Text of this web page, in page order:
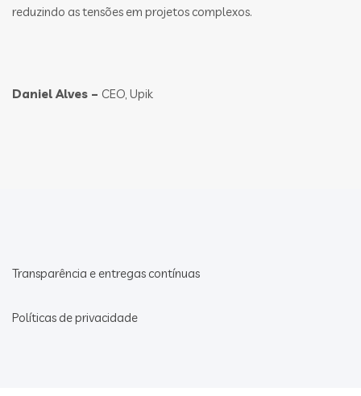
reduzindo as tensões em projetos complexos.
Daniel Alves – CEO, Upik
Transparência e entregas contínuas
Políticas de privacidade